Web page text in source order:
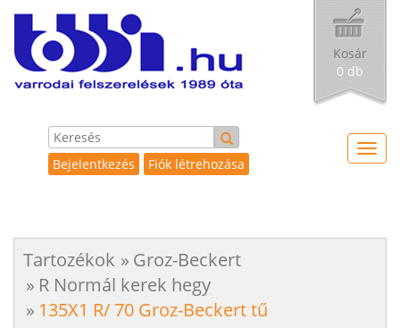
Bejelentkezés Fiók létrehozása
Kosár
0 db
Tartozékok
Groz-Beckert
R Normál kerek hegy
135X1 R/ 70 Groz-Beckert tű